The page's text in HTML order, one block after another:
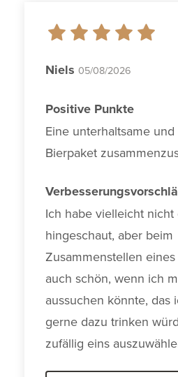
Niels 05/08/2026
Positive Punkte
Eine unterhaltsame
Bierpaket
Ich habe vielleicht
hingeschaut, aber beim
Zusammenstellen
auch schön, wenn ich
aussuchen könnte, das
gerne dazu trinken
zufällig eins